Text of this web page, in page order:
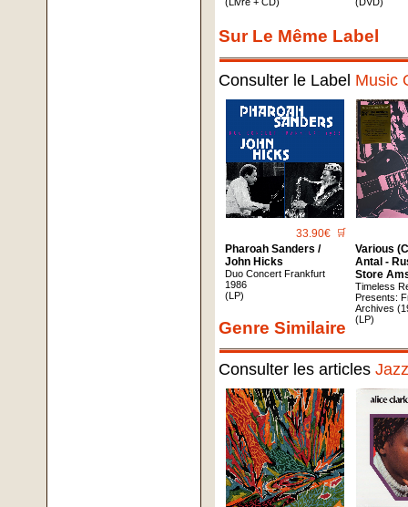
Sur Le Même Label
Consulter le Label Music
33.90€ 🛒
Pharoah Sanders /
John Hicks
Duo Concert Frankfurt
1986
(LP)
Various
Antal -
Store
Timeless
Presents:
Archives
(LP)
Genre Similaire
Consulter les articles